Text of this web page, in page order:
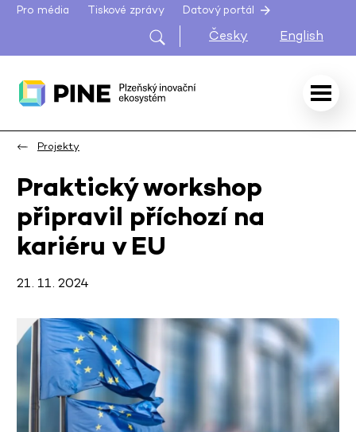
Pro média Tiskové zprávy Datový portál
Česky English
Projekty
Praktický workshop
připravil příchozí na
kariéru v EU
21. 11. 2024